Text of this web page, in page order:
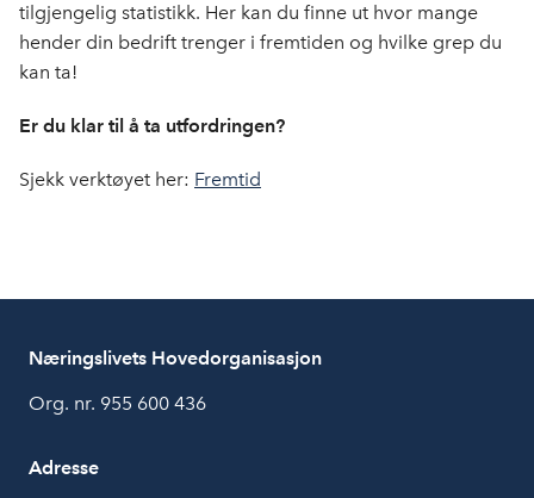
tilgjengelig statistikk. Her kan du finne ut hvor mange
hender din bedrift trenger i fremtiden og hvilke grep du
kan ta!
Er du klar til å ta utfordringen?
Sjekk verktøyet her: Fremtid
Næringslivets Hovedorganisasjon
Org. nr. 955 600 436
Adresse